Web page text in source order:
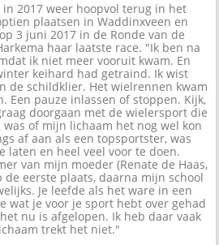
in 2017 weer hoopvol terug in het
plaatsen in Waddinxveen en
3 juni 2017 in de Ronde van de
haar laatste race. "Ik ben na
ik niet meer vooruit kwam. En
keihard had getraind. Ik wist
de schildklier. Het wielrennen kwam
Een pauze inlassen of stoppen. Kijk,
doorgaan met de wielersport die
of mijn lichaam het nog wel kon
af aan als een topsportster, was
laten en heel veel voor te doen.
van mijn moeder (Renate de Haas,
de eerste plaats, daarna mijn school
Je leefde als het ware in een
wat je voor je sport hebt over gehad
nu is afgelopen. Ik heb daar vaak
trekt het niet."